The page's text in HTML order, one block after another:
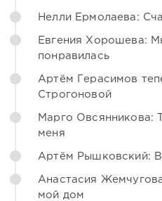
Нелли Ермолаева:
Евгения Хорошева:
понравилась
Артём Герасимов
Строгоновой
Марго Овсянникова:
меня
Артём Рышковский:
Анастасия
мой дом